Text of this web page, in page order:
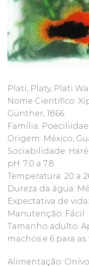
Plati, Platy, Plati
Nome Científico:
Günther, 1866
Família: Poeciliidae
Origem: México,
Sociabilidade:
pH: 7.0 a 7.8
Temperatura: 20 a
Dureza da água:
Expectativa de
Manutenção: Fácil
Tamanho adulto:
machos e 6 para as
Alimentação: